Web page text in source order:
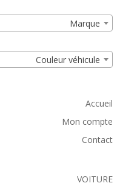
Marque
Couleur véhicule
Accueil
Mon compte
Contact
VOITURE